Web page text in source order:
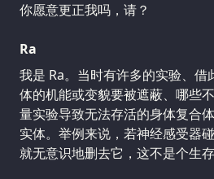
你愿意更正我吗，请？
Ra
我是 Ra。当时有许多的实验、借
体的机能或变貌要被遮蔽、哪些
量实验导致无法存活的身体复合
实体。举例来说，若神经感受器
就无意识地删去它，这不是个生存